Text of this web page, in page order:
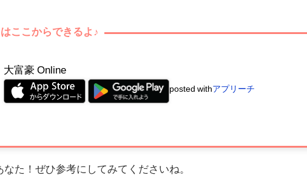
ここからできるよ♪
大富豪 Online
posted withアプリーチ
た！ぜひ参考にしてみてくださいね。